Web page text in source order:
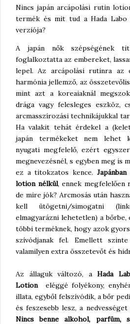
Nincs japán arcápolási rutin
termék és mit tud a Hada Labo
verziója?
A japán nők szépségének
foglalkoztatta az embereket,
lepel. Az arcápolási rutinra az
harmónia jellemző, az
mint azt a koreaiaknál
drága vagy felesleges eszköz,
arcmasszírozási technikájukkal
Ha valakit tehát érdekel a
japán termékeket nem lehet
nyugati megfelelő, ezért
megnevezésnél, s egyben meg is
ez a titokzatos kence.
lotion nélkül, ennek megfelelően
de mire jók? Arcmosás után
kell ütögetni/simogatni
elmagyarázni lehetetlen) a
többi terméknek, hogy azok
szívódjanak fel. Emellett
valamilyen extra összetevőt és
Az állaguk változó, aHada
Lotioneléggé folyékony,
illata, egyből felszívódik, a bőr
és feszesebb lesz, a
Nincs benne alkohol, parfüm,